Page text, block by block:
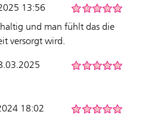
13:56
und man fühlt das die
versorgt wird.
18:02